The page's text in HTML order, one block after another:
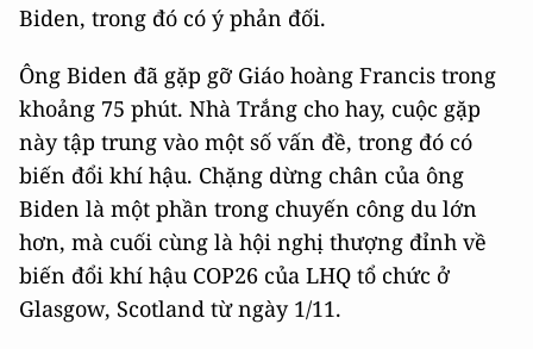
Biden, trong đó có ý phản đối.
Ông Biden đã gặp gỡ Giáo hoàng Francis trong
khoảng 75 phút. Nhà Trắng cho hay, cuộc gặp
này tập trung vào một số vấn đề, trong đó có
biến đổi khí hậu. Chặng dừng chân của ông
Biden là một phần trong chuyến công du lớn
hơn, mà cuối cùng là hội nghị thượng đỉnh về
biến đổi khí hậu COP26 của LHQ tổ chức ở
Glasgow, Scotland từ ngày 1/11.